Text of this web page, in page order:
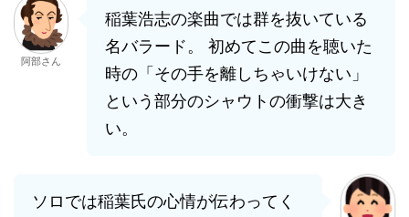
阿部さん
稲葉浩志の楽曲では群を抜いている
名バラード。 初めてこの曲を聴いた
時の「その手を離しちゃいけない」
という部分のシャウトの衝撃は大き
い。
ソロでは稲葉氏の心情が伝わってく